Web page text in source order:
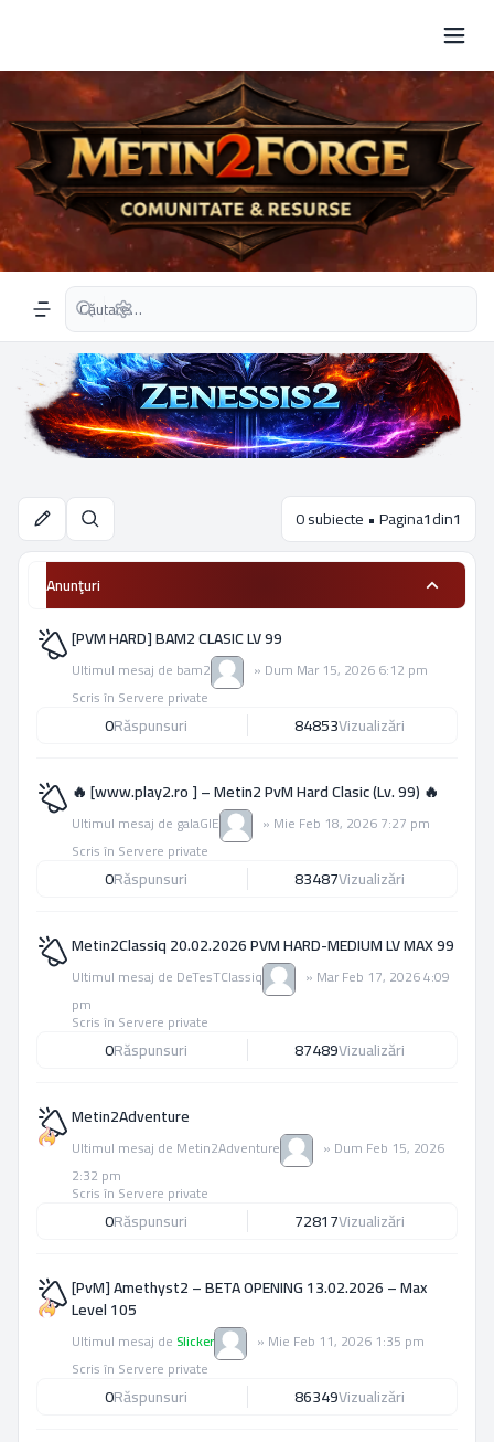
Navigation menu
Căutare avansată
Căutare 0 subiecte • Pagina1din1
Anunţuri
[PVM HARD] BAM2 CLASIC LV 99
Ultimul mesaj de bam2 » Dum Mar 15, 2026 6:12 pm
Scris în Servere private
0Răspunsuri 84853Vizualizări
🔥 [www.play2.ro ] – Metin2 PvM Hard Clasic (Lv. 99) 🔥
Ultimul mesaj de galaGIE » Mie Feb 18, 2026 7:27 pm
Scris în Servere private
0Răspunsuri 83487Vizualizări
Metin2Classiq 20.02.2026 PVM HARD-MEDIUM LV MAX 99
Ultimul mesaj de DeTesTClassiq » Mar Feb 17, 2026 4:09
pm
Scris în Servere private
0Răspunsuri 87489Vizualizări
Metin2Adventure
Ultimul mesaj de Metin2Adventure » Dum Feb 15, 2026
2:32 pm
Scris în Servere private
0Răspunsuri 72817Vizualizări
[PvM] Amethyst2 – BETA OPENING 13.02.2026 – Max
Level 105
Ultimul mesaj deSlicker » Mie Feb 11, 2026 1:35 pm
Scris în Servere private
0Răspunsuri 86349Vizualizări